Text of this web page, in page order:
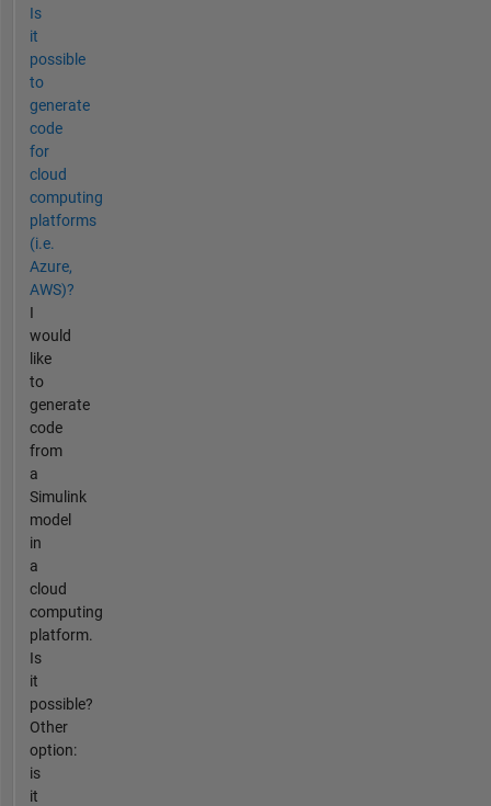
Is
it
possible
to
generate
code
for
cloud
computing
platforms
(i.e.
Azure,
AWS)?
I
would
like
to
generate
code
from
a
Simulink
model
in
a
cloud
computing
platform.
Is
it
possible?
Other
option:
is
it